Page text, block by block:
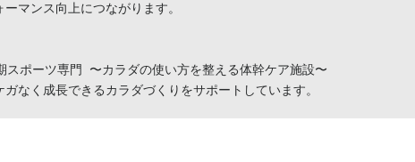
マンス向上につながります。
ポーツ専門 〜カラダの使い方を整える体幹ケア施設〜
なく成長できるカラダづくりをサポートしています。